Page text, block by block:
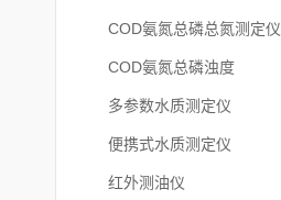
COD氨氮总磷总氮测定仪
COD氨氮总磷浊度
多参数水质测定仪
便携式水质测定仪
红外测油仪